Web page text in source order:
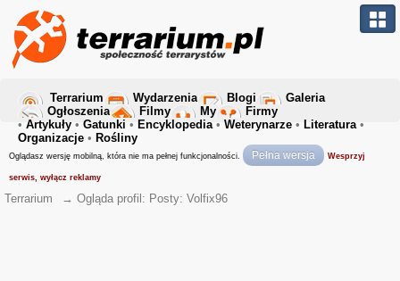
Terrarium Wydarzenia Blogi
Galeria
Ogłoszenia
Filmy My
Firmy
• Artykuły • Gatunki • Encyklopedia• Weterynarze • Literatura•
Organizacje • Rośliny
Oglądasz wersję mobilną, która nie ma pełnej funkcjonalności. Pełna wersja Wesprzyj
serwis, wyłącz reklamy
Terrarium → Ogląda profil: Posty: Volfix96